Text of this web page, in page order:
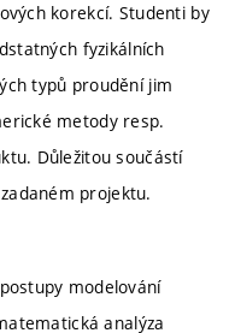
korekcí. Studenti by
fyzikálních
typů proudění jim
metody resp.
Důležitou součástí
projektu.
modelování
analýza